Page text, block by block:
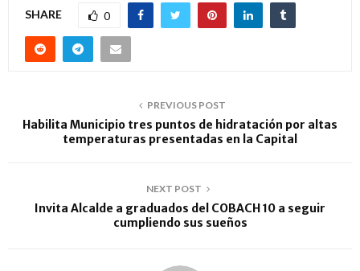
SHARE 0
PREVIOUS POST
Habilita Municipio tres puntos de hidratación por altas
temperaturas presentadas en la Capital
NEXT POST
Invita Alcalde a graduados del COBACH 10 a seguir
cumpliendo sus sueños